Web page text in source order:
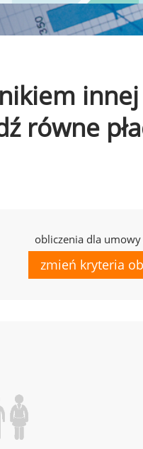
innej
równe
obliczenia dla umowy
zmień kryteria